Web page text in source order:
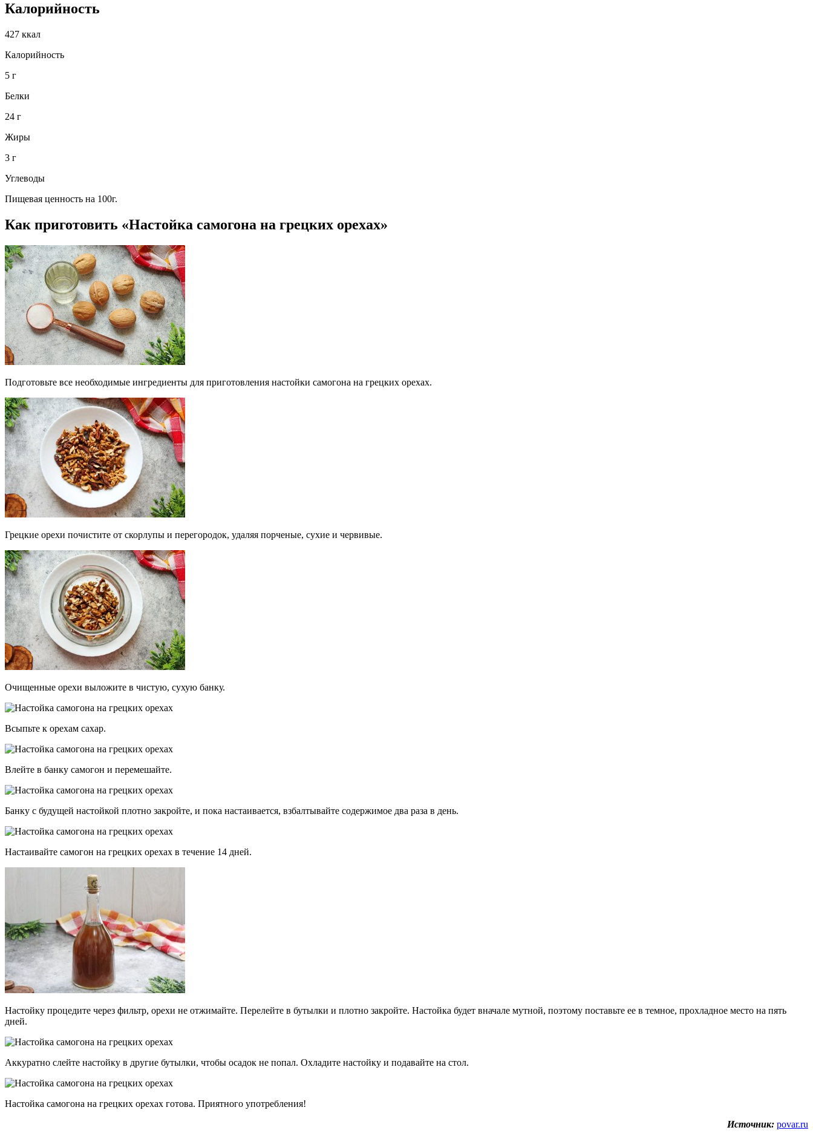
Калорийность
427 ккал
Калорийность
5 г
Белки
24 г
Жиры
3 г
Углеводы
Пищевая ценность на 100г.
Как приготовить «Настойка самогона на грецких орехах»
Подготовьте все необходимые ингредиенты для приготовления настойки самогона на грецких орехах.
Грецкие орехи почистите от скорлупы и перегородок, удаляя порченые, сухие и червивые.
Очищенные орехи выложите в чистую, сухую банку.
Всыпьте к орехам сахар.
Влейте в банку самогон и перемешайте.
Банку с будущей настойкой плотно закройте, и пока настаивается, взбалтывайте содержимое два раза в день.
Настаивайте самогон на грецких орехах в течение 14 дней.
Настойку процедите через фильтр, орехи не отжимайте. Перелейте в бутылки и плотно закройте. Настойка будет вначале мутной, поэтому поставьте ее в темное, прохладное место на пять
дней.
Аккуратно слейте настойку в другие бутылки, чтобы осадок не попал. Охладите настойку и подавайте на стол.
Настойка самогона на грецких орехах готова. Приятного употребления!
Источник: povar.ru